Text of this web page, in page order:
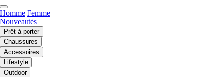
Homme Femme
Nouveautés
Prêt à porter
Chaussures
Accessoires
Lifestyle
Outdoor